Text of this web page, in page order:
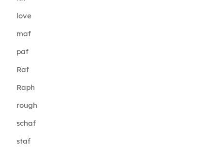
love
maf
paf
Raf
Raph
rough
schaf
staf